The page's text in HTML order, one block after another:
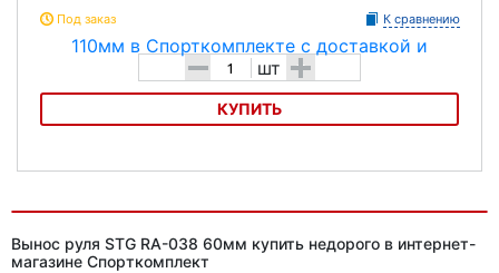
Под заказ К сравнению
- шт +
КУПИТЬ
Вынос руля STG RA-038 60мм купить недорого в интернет-
магазине Спорткомплект